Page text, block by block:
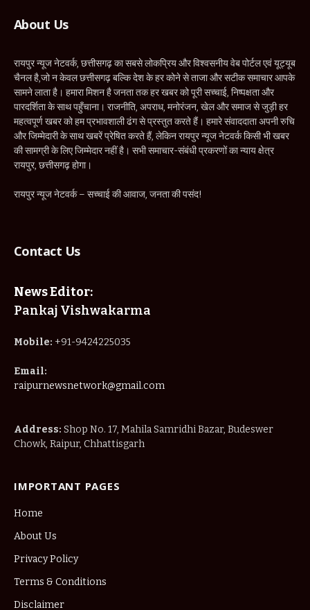
About Us
रायपुर न्यूज नेटवर्क, छत्तीसगढ़ का सबसे लोकप्रिय और विश्वसनीय वेब पोर्टल एवं यूट्यूब
चैनल है,जो न केवल छत्तीसगढ़ बल्कि देश के हर कोने से ताजा और सटीक समाचार आपके
सामने लाता है। हमारा मिशन है जनता तक हर खबर को पूरी सच्चाई, निष्पक्षता और
पारदर्शिता के साथ पहुँचाना। राजनीति, अपराध, मनोरंजन, खेल और समाज से जुड़ी हर
महत्वपूर्ण खबर को हम प्रभावशाली ढंग से प्रस्तुत करते हैं। हमारे संवाददाता अपनी रुचि
और जिम्मेदारी के साथ खबरें प्रेषित करते हैं, लेकिन रायपुर न्यूज नेटवर्क किसी भी खबर
की सामग्री के लिए जिम्मेदार नहीं है। सभी समाचार-संबंधी प्रकरणों का न्याय क्षेत्र
रायपुर, छत्तीसगढ़ होगा।
रायपुर न्यूज नेटवर्क – सच्चाई की आवाज, जनता की पसंद!
Contact Us
News Editor:
Pankaj Vishwakarma
Mobile: +91-9424225035
Email:
raipurnewsnetwork@gmail.com
Address: Shop No. 17, Mahila Samridhi Bazar, Budeswer
Chowk, Raipur, Chhattisgarh
IMPORTANT PAGES
Home
About Us
Privacy Policy
Terms & Conditions
Disclaimer